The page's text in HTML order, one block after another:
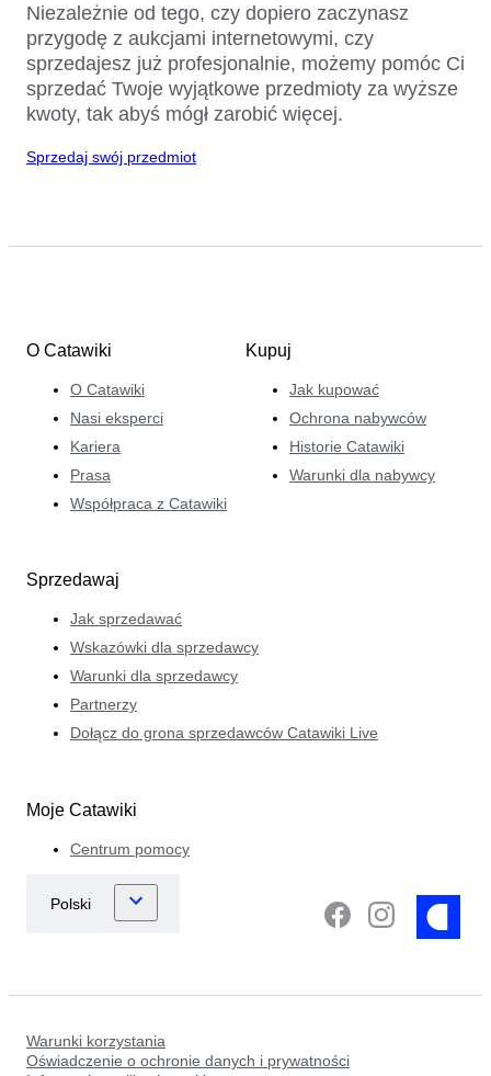
Niezależnie od tego, czy dopiero zaczynasz
przygodę z aukcjami internetowymi, czy
sprzedajesz już profesjonalnie, możemy pomóc Ci
sprzedać Twoje wyjątkowe przedmioty za wyższe
kwoty, tak abyś mógł zarobić więcej.
Sprzedaj swój przedmiot
O Catawiki
O Catawiki
Nasi eksperci
Kariera
Prasa
Współpraca z Catawiki
Kupuj
Jak kupować
Ochrona nabywców
Historie Catawiki
Warunki dla nabywcy
Sprzedawaj
Jak sprzedawać
Wskazówki dla sprzedawcy
Warunki dla sprzedawcy
Partnerzy
Dołącz do grona sprzedawców Catawiki Live
Moje Catawiki
Centrum pomocy
Warunki korzystania
Oświadczenie o ochronie danych i prywatności